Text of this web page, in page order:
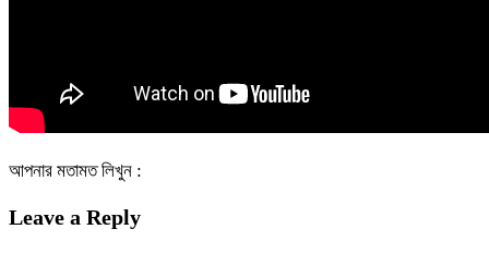
আপনার মতামত লিখুন :
Leave a Reply